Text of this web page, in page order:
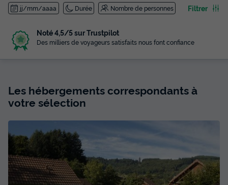
jj/mm/aaaa Durée Nombre de personnes Filtrer
Noté 4,5/5 sur Trustpilot
Des milliers de voyageurs satisfaits nous font confiance
Les hébergements correspondants à
votre sélection